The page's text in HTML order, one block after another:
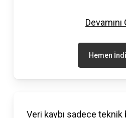
Devamını
Hemen
Veri kaybı sadece